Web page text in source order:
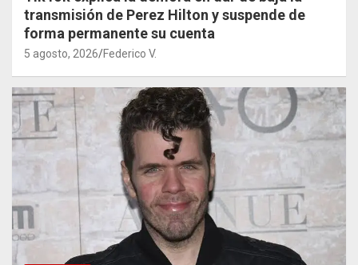
transmisión de Perez Hilton y suspende de
forma permanente su cuenta
5 agosto, 2026 Federico V.